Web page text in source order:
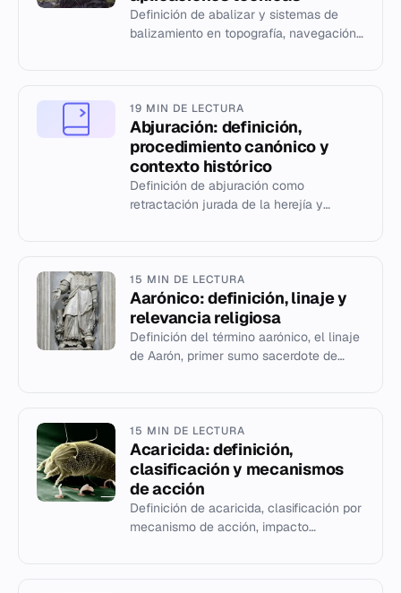
Definición de abalizar y sistemas de
balizamiento en topografía, navegación
19 MIN DE LECTURA
Abjuración: definición,
procedimiento canónico y
contexto histórico
Definición de abjuración como
retractación jurada de la herejía y
15 MIN DE LECTURA
Aarónico: definición, linaje y
relevancia religiosa
Definición del término aarónico, el linaje
de Aarón, primer sumo sacerdote de
15 MIN DE LECTURA
Acaricida: definición,
clasificación y mecanismos
de acción
Definición de acaricida, clasificación por
mecanismo de acción, impacto